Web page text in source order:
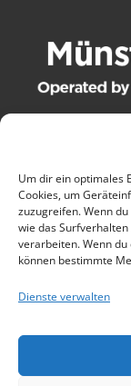
Um dir ein optimales
Cookies, um
zuzugreifen. Wenn
wie das
verarbeiten. Wenn
können bestimmte
Dienste verwalten
© 2021 brg
vorbehalten.